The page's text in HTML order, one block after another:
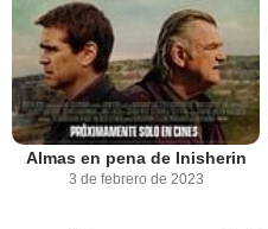
Almas en pena de Inisherin
3 de febrero de 2023